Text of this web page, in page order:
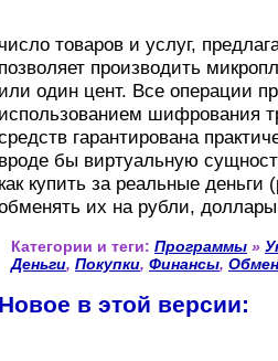
число товаров и услуг,
позволяет производить
или один цент. Все операции
использованием шифрования
гарантирована
вроде бы виртуальную
как купить за реальные
их на рубли,
Категории и теги: Программы »
Деньги, Покупки, Финансы, Обмен
Новое в этой версии: